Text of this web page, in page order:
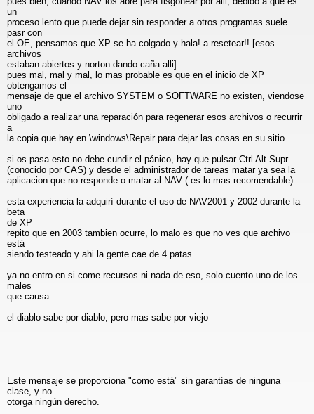
un
proceso lento que puede dejar sin responder a otros programas suele
pasr con
el OE, pensamos que XP se ha colgado y hala! a resetear!! [esos
archivos
estaban abiertos y norton dando caña alli]
pues mal, mal y mal, lo mas probable es que en el inicio de XP
obtengamos el
mensaje de que el archivo SYSTEM o SOFTWARE no existen, viendose
uno
obligado a realizar una reparación para regenerar esos archivos o recurrir
a
la copia que hay en \windows\Repair para dejar las cosas en su sitio
si os pasa esto no debe cundir el pánico, hay que pulsar Ctrl Alt-Supr
(conocido por CAS) y desde el administrador de tareas matar ya sea la
aplicacion que no responde o matar al NAV ( es lo mas recomendable)
esta experiencia la adquirí durante el uso de NAV2001 y 2002 durante la
beta
de XP
repito que en 2003 tambien ocurre, lo malo es que no ves que archivo
está
siendo testeado y ahi la gente cae de 4 patas
ya no entro en si come recursos ni nada de eso, solo cuento uno de los
males
que causa
el diablo sabe por diablo; pero mas sabe por viejo
Este mensaje se proporciona "como está" sin garantías de ninguna
clase, y no
otorga ningún derecho.